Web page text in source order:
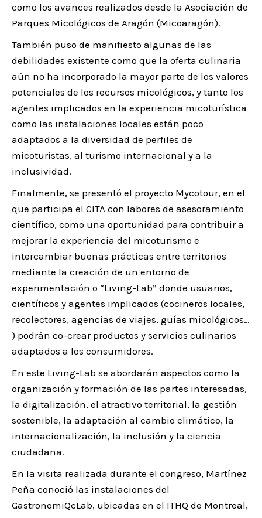
como los avances realizados desde la Asociación de
Parques Micológicos de Aragón (Micoaragón).
También puso de manifiesto algunas de las
debilidades existente como que la oferta culinaria
aún no ha incorporado la mayor parte de los valores
potenciales de los recursos micológicos, y tanto los
agentes implicados en la experiencia micoturística
como las instalaciones locales están poco
adaptados a la diversidad de perfiles de
micoturistas, al turismo internacional y a la
inclusividad.
Finalmente, se presentó el proyecto Mycotour, en el
que participa el CITA con labores de asesoramiento
científico, como una oportunidad para contribuir a
mejorar la experiencia del micoturismo e
intercambiar buenas prácticas entre territorios
mediante la creación de un entorno de
experimentación o “Living-Lab” donde usuarios,
científicos y agentes implicados (cocineros locales,
recolectores, agencias de viajes, guías micológicos…
) podrán co-crear productos y servicios culinarios
adaptados a los consumidores.
En este Living-Lab se abordarán aspectos como la
organización y formación de las partes interesadas,
la digitalización, el atractivo territorial, la gestión
sostenible, la adaptación al cambio climático, la
internacionalización, la inclusión y la ciencia
ciudadana.
En la visita realizada durante el congreso, Martínez
Peña conoció las instalaciones del
GastronomiQcLab, ubicadas en el ITHQ de Montreal,